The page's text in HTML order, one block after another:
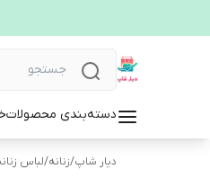
دسته‌بندی محصولات
دیار شاپ/زنانه/لباس